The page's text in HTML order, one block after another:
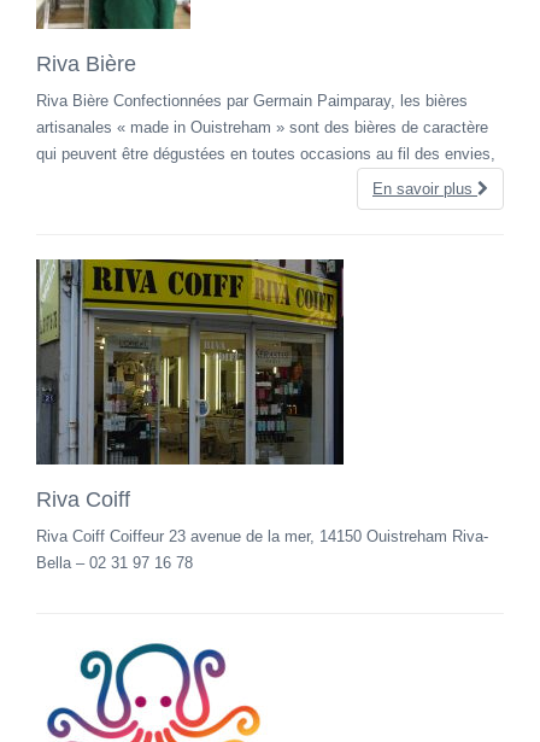
Riva Bière
Riva Bière Confectionnées par Germain Paimparay, les bières
artisanales « made in Ouistreham » sont des bières de caractère
qui peuvent être dégustées en toutes occasions au fil des envies,
En savoir plus
Riva Coiff
Riva Coiff Coiffeur 23 avenue de la mer, 14150 Ouistreham Riva-
Bella – 02 31 97 16 78